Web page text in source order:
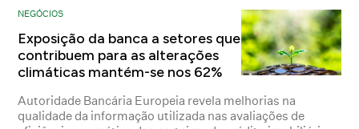
NEGÓCIOS
Exposição da banca a setores que
contribuem para as alterações
climáticas mantém-se nos 62%
Autoridade Bancária Europeia revela melhorias na
qualidade da informação utilizada nas avaliações de